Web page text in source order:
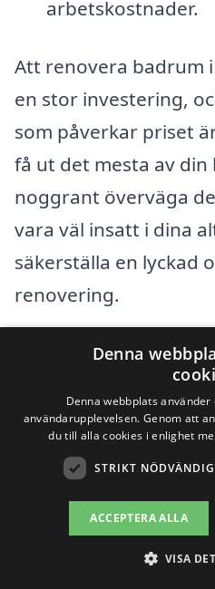
arbetskostnader.
Att renovera badrum
en stor investering,
som påverkar priset
få ut det mesta av
noggrant överväga
vara väl insatt i dina
säkerställa en lyckad
renovering.
Få 3 erbjudanden,
förpliktelser
Sök efter en
renovera
Denna
Denna webbplats
användarupplevelsen. Genom att
du till alla cookies i enlighet
STRIKT
ACCEPTERA ALLA
VISA